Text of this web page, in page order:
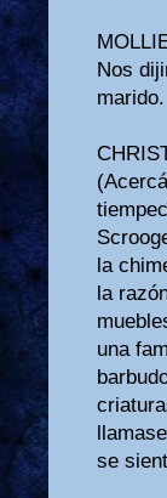
Nos
marido.
la
la
una
se